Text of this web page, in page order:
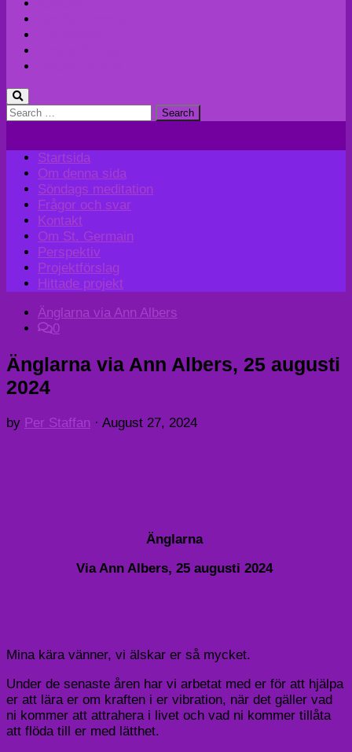
Search
Startsida
Om denna sida
Söndags meditation
Frågor och svar
Kontakt
Om St. Germain
Perspektiv
Projektförslag
Hittade projekt
Änglarna via Ann Albers
0
Änglarna via Ann Albers, 25 augusti
2024
by Per Staffan · August 27, 2024
Änglarna
Via Ann Albers, 25 augusti 2024
Mina kära vänner, vi älskar er så mycket.
Under de senaste åren har vi arbetat med er för att hjälpa
er att lära er om kraften i er vibration, när det gäller vad
ni kommer att attrahera i livet och vad ni kommer tillåta
att flöda till er med lätthet.